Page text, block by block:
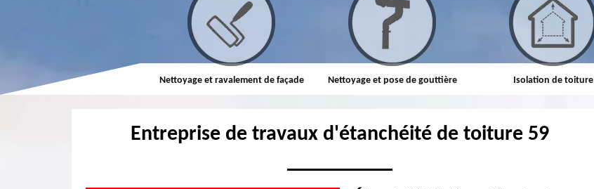
Couvreur Nettoyage et ravalement de façade Nettoyage et pose de gouttière Isolation de toiture
Entreprise de travaux d'étanchéité de toiture 59